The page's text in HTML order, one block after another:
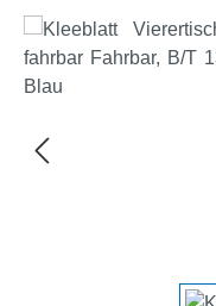
Bildergalerie